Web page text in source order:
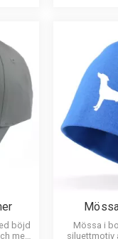
böjd
med
Mössa i
siluettmotiv